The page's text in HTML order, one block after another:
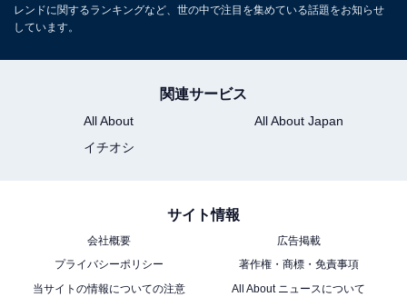
レンドに関するランキングなど、世の中で注目を集めている話題をお知らせ
しています。
関連サービス
All About
All About Japan
イチオシ
サイト情報
会社概要
広告掲載
プライバシーポリシー
著作権・商標・免責事項
当サイトの情報についての注意
All About ニュースについて